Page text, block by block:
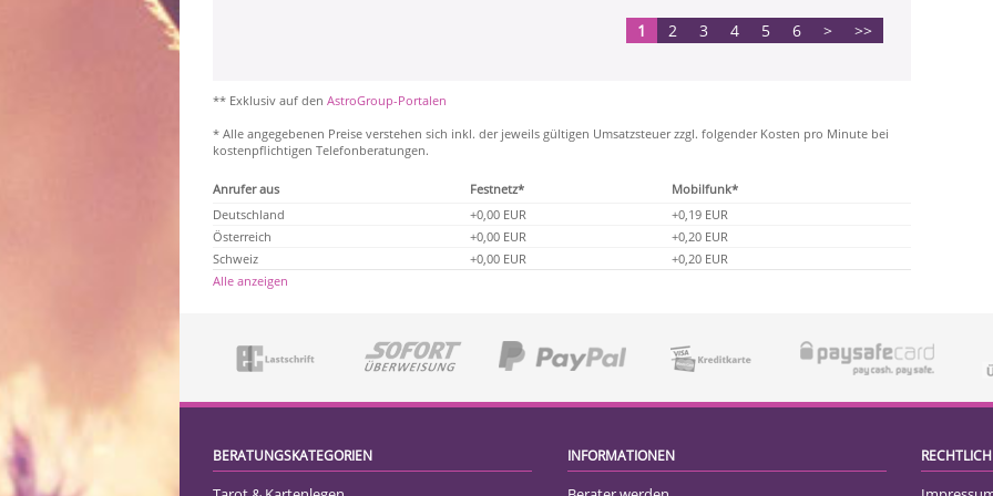
1 2 3 4 5 6 > >>
** Exklusiv auf den AstroGroup-Portalen
* Alle angegebenen Preise verstehen sich inkl. der jeweils gültigen Umsatzsteuer zzgl. folgender Kosten pro Minute bei
kostenpflichtigen Telefonberatungen.
Anrufer aus Festnetz*
Mobilfunk*
Deutschland
+0,00 EUR
+0,19 EUR
Österreich
+0,00 EUR
+0,20 EUR
Schweiz
+0,00 EUR
+0,20 EUR
Alle anzeigen
BERATUNGSKATEGORIEN INFORMATIONEN